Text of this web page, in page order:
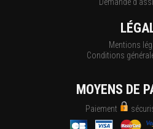
Mentions
Conditions
MOYENS DE
Paiement